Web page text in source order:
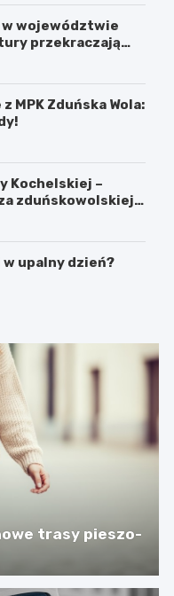
w województwie
przekraczają
MPK Zduńska Wola:
Kochelskiej –
zduńskowolskiej
upalny dzień?
trasy pieszo-